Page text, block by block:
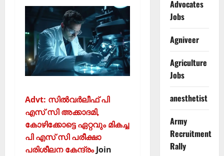
Advt: സില്‍വര്‍ലീഫ് പി
എസ് സി അക്കാദമി,
കോഴിക്കോട്ടെ ഏറ്റവും മികച്ച
പി എസ് സി പരീക്ഷാ
പരിശീലന കേന്ദ്രംJoin
Advocates
Jobs
Agniveer
Agriculture
Jobs
anesthetist
Army
Recruitment
Rally